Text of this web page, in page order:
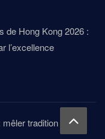
de Hong Kong 2026 :
l’excellence
tradition et